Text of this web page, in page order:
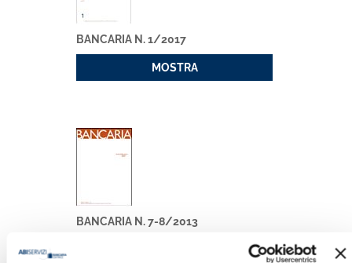
BANCARIA N. 1/2017
MOSTRA
BANCARIA N. 7-8/2013